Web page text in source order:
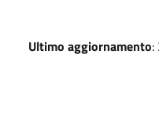
Ultimo aggiornamento: